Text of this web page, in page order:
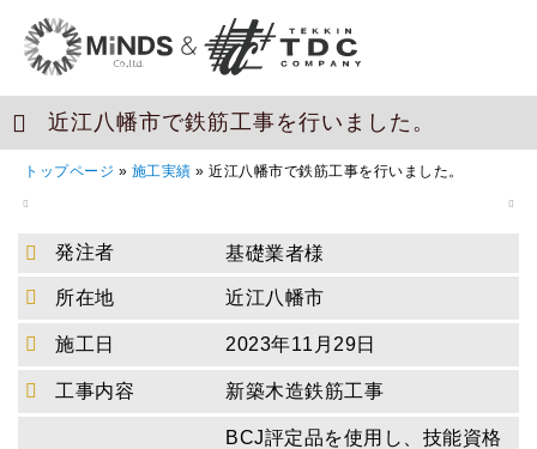
近江八幡市で鉄筋工事を行いました。
トップページ » 施工実績 » 近江八幡市で鉄筋工事を行いました。
発注者 基礎業者様
所在地 近江八幡市
施工日 2023年11月29日
工事内容 新築木造鉄筋工事
BCJ評定品を使用し、技能資格